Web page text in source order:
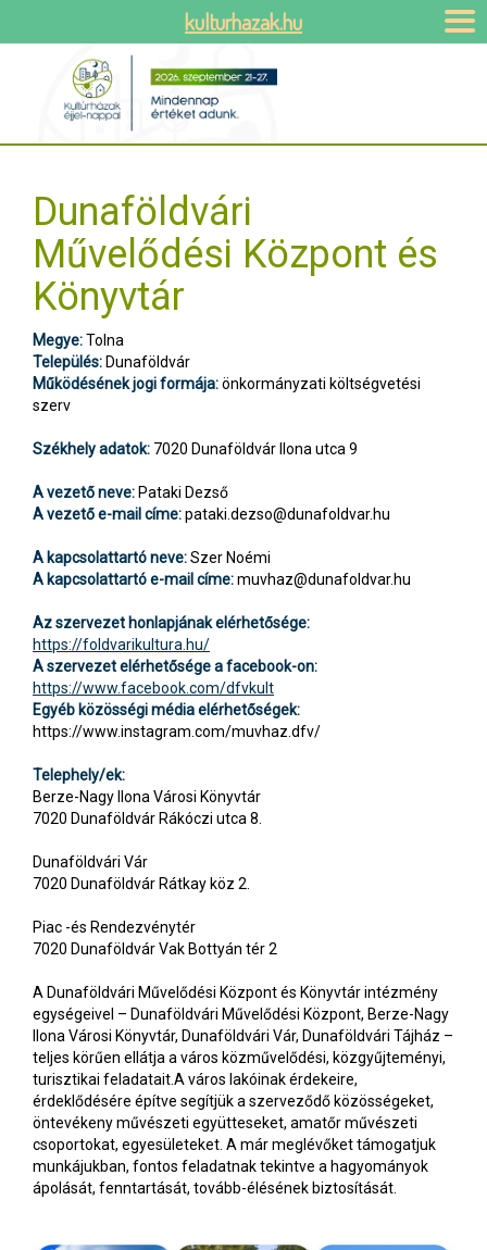
Dunaföldvári
Művelődési Központ és
Könyvtár
Megye:Tolna
Település: Dunaföldvár
Működésének jogi formája:önkormányzati költségvetési
szerv
Székhely adatok: 7020 Dunaföldvár Ilona utca 9
A vezető neve: Pataki Dezső
A vezető e-mail címe:pataki.dezso@dunafoldvar.hu
A kapcsolattartó neve:Szer Noémi
A kapcsolattartó e-mail címe:muvhaz@dunafoldvar.hu
Az szervezet honlapjának elérhetősége:
https://foldvarikultura.hu/
A szervezet elérhetősége a facebook-on:
https://www.facebook.com/dfvkult
Egyéb közösségi média elérhetőségek:
https://www.instagram.com/muvhaz.dfv/
Telephely/ek:
Berze-Nagy Ilona Városi Könyvtár
7020 Dunaföldvár Rákóczi utca 8.
Dunaföldvári Vár
7020 Dunaföldvár Rátkay köz 2.
Piac -és Rendezvénytér
7020 Dunaföldvár Vak Bottyán tér 2
A Dunaföldvári Művelődési Központ és Könyvtár intézmény
egységeivel – Dunaföldvári Művelődési Központ, Berze-Nagy
Ilona Városi Könyvtár, Dunaföldvári Vár, Dunaföldvári Tájház –
teljes körűen ellátja a város közművelődési, közgyűjteményi,
turisztikai feladatait.A város lakóinak érdekeire,
érdeklődésére építve segítjük a szerveződő közösségeket,
öntevékeny művészeti együtteseket, amatőr művészeti
csoportokat, egyesületeket. A már meglévőket támogatjuk
munkájukban, fontos feladatnak tekintve a hagyományok
ápolását, fenntartását, tovább-élésének biztosítását.
kulturhazak.hu